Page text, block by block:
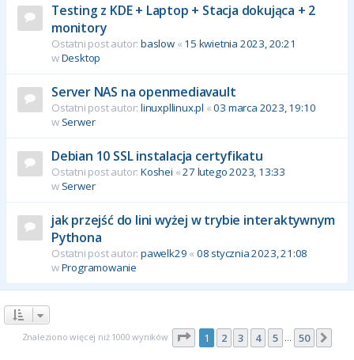
Testing z KDE + Laptop + Stacja dokująca + 2
monitory
Ostatni post autor: baslow« 15 kwietnia 2023, 20:21
wDesktop
Server NAS na openmediavault
Ostatni post autor: linuxpllinux.pl «03 marca 2023, 19:10
w Serwer
Debian 10 SSL instalacja certyfikatu
Ostatni post autor: Koshei «27 lutego 2023, 13:33
w Serwer
jak przejść do lini wyżej w trybie interaktywnym
Pythona
Ostatni post autor: pawelk29 « 08 stycznia 2023, 21:08
wProgramowanie
Znaleziono więcej niż 1000 wyników Strona z50
1 2 3 4 5 … 50